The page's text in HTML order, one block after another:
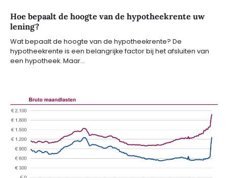
Hoe bepaalt de hoogte van de hypotheekrente uw
lening?
Wat bepaalt de hoogte van de hypotheekrente? De
hypotheekrente is een belangrijke factor bij het afsluiten van
een hypotheek. Maar…